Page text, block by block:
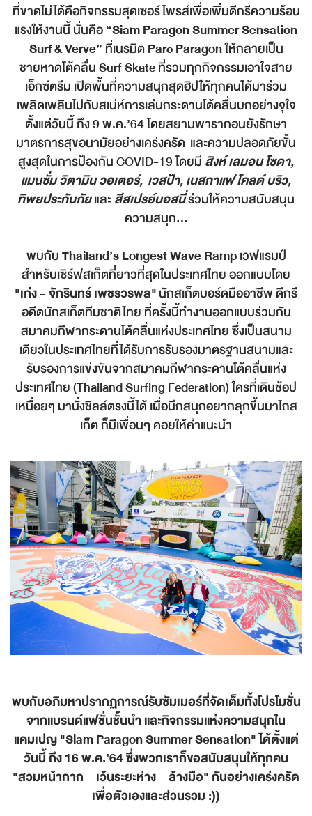
ที่ขาดไม่ได้คือกิจกรรมสุดเซอร์ไพรส์เพื่อเพิ่มดีกรีความร้อน
แรงให้งานนี้ นั่นคือ“Siam Paragon Summer Sensation
Surf & Verve” ที่เนรมิตParc Paragonให้กลายเป็น
ชายหาดโต้คลื่น Surf Skate ที่รวมทุกกิจกรรมเอาใจสาย
เอ็กซ์ตรีม เปิดพื้นที่ความสนุกสุดฮิปให้ทุกคนได้มาร่วม
เพลิดเพลินไปกับสเน่ห์การเล่นกระดานโต้คลื่นบกอย่างจุใจ
ตั้งแต่วันนี้ ถึง 9 พ.ค.’64 โดยสยามพารากอนยังรักษา
มาตรการสุขอนามัยอย่างเคร่งครัด และความปลอดภัยขั้น
สูงสุดในการป้องกัน COVID-19 โดยมี สิงห์ เลมอน โซดา,
แมนซั่ม วิตามิน วอเตอร์, เวสป้า, เนสกาแฟ โคลด์ บริว,
ทิพยประกันภัยและสีสเปรย์บอสนี่ร่วมให้ความสนับสนุน
ความสนุก...
พบกับThailand’s Longest Wave Rampเวฟแรมป์
สำหรับเซิร์ฟสเก็ตที่ยาวที่สุดในประเทศไทย ออกแบบโดย
"เก่ง - จักรินทร์ เพชรวรพล"นักสเก็ตบอร์ดมืออาชีพ ดีกรี
อดีตนักสเก็ตทีมชาติไทย ที่ครั้งนี้ทำงานออกแบบร่วมกับ
สมาคมกีฬากระดานโต้คลื่นแห่งประเทศไทย ซึ่งเป็นสนาม
เดียวในประเทศไทยที่ได้รับการรับรองมาตรฐานสนามและ
รับรองการแข่งขันจากสมาคมกีฬากระดานโต้คลื่นแห่ง
ประเทศไทย (Thailand Surfing Federation) ใครที่เดินช้อป
เหนื่อยๆ มานั่งชิลล์ตรงนี้ได้ เผื่อนึกสนุกอยากลุกขึ้นมาไถส
เก็ต ก็มีเพื่อนๆ คอยให้คำแนะนำ
พบกับอภิมหาปรากฏการณ์รับซัมเมอร์ที่จัดเต็มทั้งโปรโมชั่น
จากแบรนด์แฟชั่นชั้นนำ และกิจกรรมแห่งความสนุกใน
แคมเปญ "Siam Paragon Summer Sensation" ได้ตั้งแต่
วันนี้ ถึง 16 พ.ค.’64 ซึ่งพวกเราก็ขอสนับสนุนให้ทุกคน
"สวมหน้ากาก – เว้นระยะห่าง – ล้างมือ" กันอย่างเคร่งครัด
เพื่อตัวเองและส่วนรวม :))